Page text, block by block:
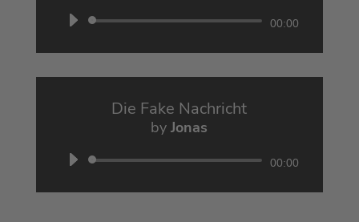
Audio
00:00
Die Fake Nachricht
byJonas
Audio
00:00